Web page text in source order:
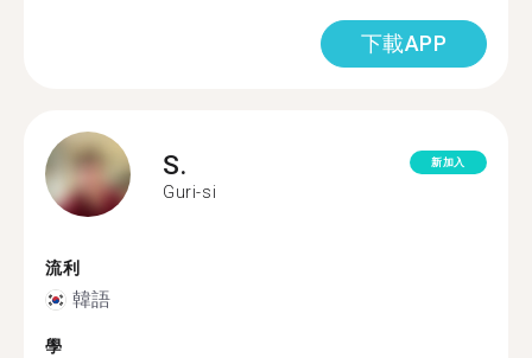
下載APP
S.
Guri-si
新加入
流利
韓語
學